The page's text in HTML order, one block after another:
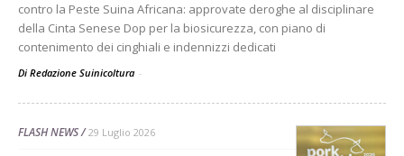
contro la Peste Suina Africana: approvate deroghe al disciplinare
della Cinta Senese Dop per la biosicurezza, con piano di
contenimento dei cinghiali e indennizzi dedicati
Di Redazione Suinicoltura -
FLASH NEWS 29 Luglio 2026